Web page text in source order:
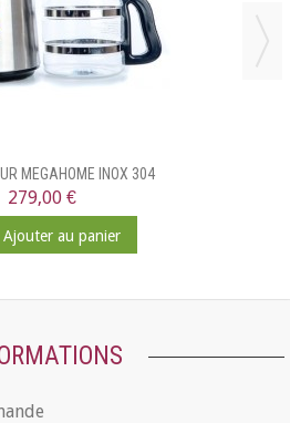
MEGAHOME INOX 304
279,00 €
Ajouter au panier